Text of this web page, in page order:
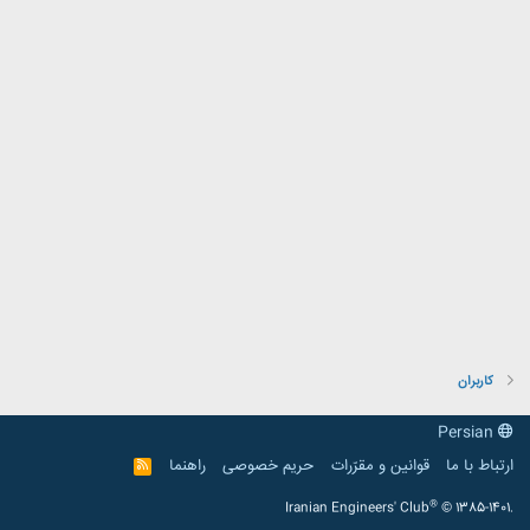
کاربران
ارتباط با ما
قوانین و مقرّرات حریم خصوصی راهنما
R
S
Iranian Engineers' Club® © 1385-1401.